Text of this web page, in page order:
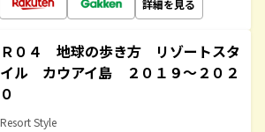
詳細を見る
Ｒ０４ 地球の歩き方 リゾートスタ
イル カウアイ島 ２０１９～２０２
０
Resort Style